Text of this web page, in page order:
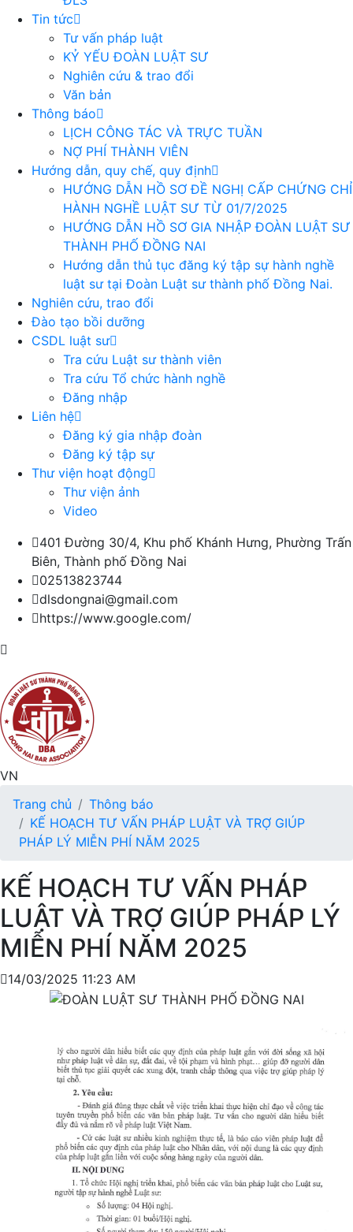
Tin tức
Tư vấn pháp luật
KỶ YẾU ĐOÀN LUẬT SƯ
Nghiên cứu & trao đổi
Văn bản
Thông báo
LỊCH CÔNG TÁC VÀ TRỰC TUẦN
NỢ PHÍ THÀNH VIÊN
Hướng dẫn, quy chế, quy định
HƯỚNG DẪN HỒ SƠ ĐỀ NGHỊ CẤP CHỨNG CHỈ
HÀNH NGHỀ LUẬT SƯ TỪ 01/7/2025
HƯỚNG DẪN HỒ SƠ GIA NHẬP ĐOÀN LUẬT SƯ
THÀNH PHỐ ĐỒNG NAI
Hướng dẫn thủ tục đăng ký tập sự hành nghề
luật sư tại Đoàn Luật sư thành phố Đồng Nai.
Nghiên cứu, trao đổi
Đào tạo bồi dưỡng
CSDL luật sư
Tra cứu Luật sư thành viên
Tra cứu Tổ chức hành nghề
Đăng nhập
Liên hệ
Đăng ký gia nhập đoàn
Đăng ký tập sự
Thư viện hoạt động
Thư viện ảnh
Video
401 Đường 30/4, Khu phố Khánh Hưng, Phường Trấn
Biên, Thành phố Đồng Nai
02513823744
dlsdongnai@gmail.com
https://www.google.com/
VN
Trang chủ
Thông báo
KẾ HOẠCH TƯ VẤN PHÁP LUẬT VÀ TRỢ GIÚP
PHÁP LÝ MIỄN PHÍ NĂM 2025
KẾ HOẠCH TƯ VẤN PHÁP
LUẬT VÀ TRỢ GIÚP PHÁP LÝ
MIỄN PHÍ NĂM 2025
14/03/2025 11:23 AM